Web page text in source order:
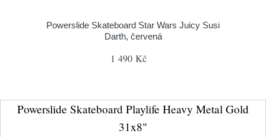
Powerslide Skateboard Star Wars Juicy Susi
Darth, červená
1 490 Kč
Powerslide Skateboard Playlife Heavy Metal Gold
31x8"